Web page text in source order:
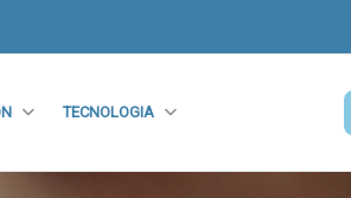
TECNOLOGIA